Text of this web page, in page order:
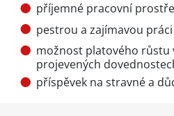
příjemné pracovní
pestrou a zajímavou práci
možnost platového růstu
projevených
příspěvek na stravné a